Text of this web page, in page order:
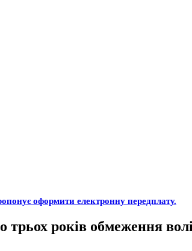
оформити електронну передплату.
трьох років обмеження волі